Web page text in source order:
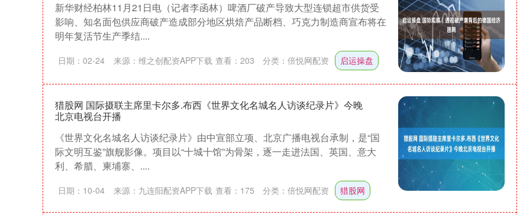
新华财经柏林11月21日电（记者李函林）啤酒厂破产导致大型连锁超市供货受
影响、知名面包供应商破产造成部分地区烘焙产品断档、巧克力制造商宣布将在
明年复活节生产季结....
日期：02-24 来源：维之创配资APP下载 查看： 203 分类： 倍悦网配资 启运操盘
猎股网 国际摄联主席里卡尔多.布西《世界文化名城名人访谈纪录片》今晚
北京电视台开播
《世界文化名城名人访谈纪录片》由中宣部立项、北京广播电视台承制，是“国
际文明互鉴”旗舰影像。项目以“十城十馆”为骨架，逐一走进法国、英国、意大
利、希腊、柬埔寨、....
日期：10-04 来源：九连阳配资APP下载 查看： 175 分类： 倍悦网配资 猎股网